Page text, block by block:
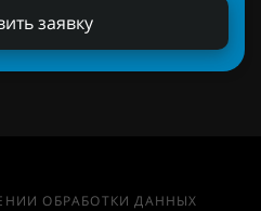
заявку
ОБРАБОТКИ ДАННЫХ